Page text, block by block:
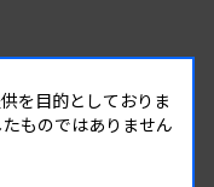
を目的としておりま
ものではありません